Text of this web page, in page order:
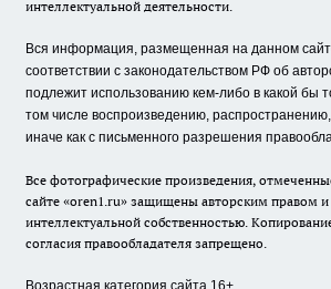
интеллектуальной деятельности.
Вся информация, размещенная на данном
соответствии с законодательством РФ об
подлежит использованию кем-либо в какой бы
том числе воспроизведению,
иначе как с письменного разрешения
Все фотографические произведения,
сайте «oren1.ru» защищены авторским правом и
интеллектуальной собственностью.
согласия правообладателя запрещено.